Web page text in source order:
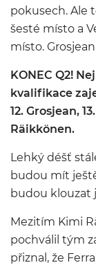
pokusech. Ale
šesté místo a
místo.
KONEC Q2!
kvalifikace
12. Grosjean,
Räikkönen.
Lehký déšť
budou mít
budou klouzat
Mezitím Kimi
pochválil tým
přiznal, že